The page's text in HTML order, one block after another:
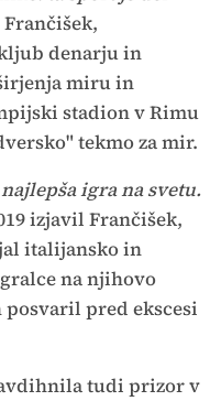
Frančišek,
denarju in
miru in
stadion v Rimu
tekmo za mir.
igra na svetu.
izjavil Frančišek,
italijansko in
na njihovo
pred ekscesi
tudi prizor v